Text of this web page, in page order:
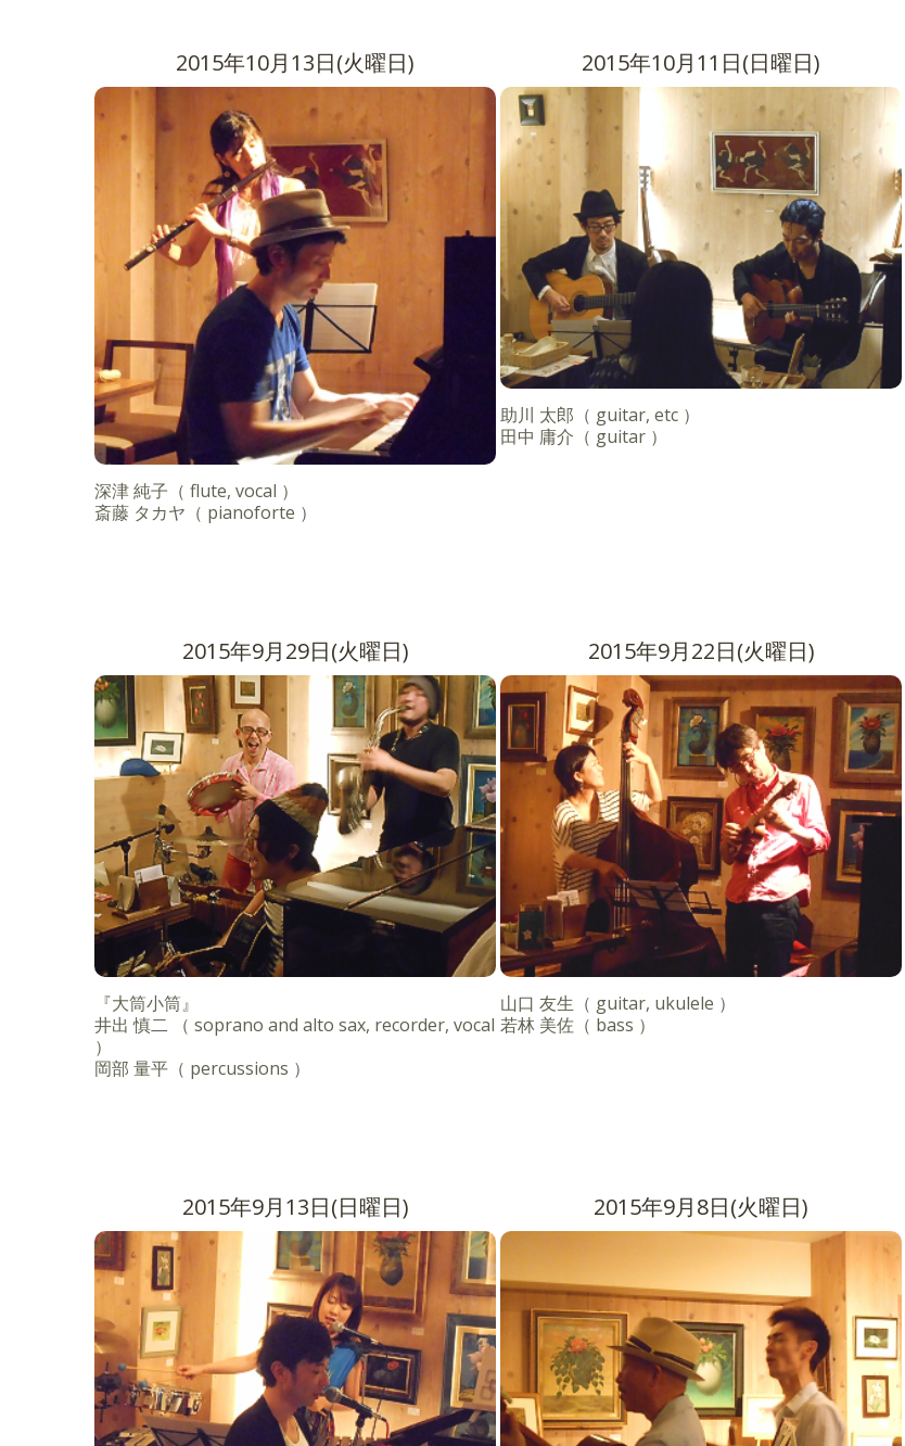
2015年10月13日(火曜日)
深津 純子（ flute, vocal ）
斎藤 タカヤ（ pianoforte ）
2015年10月11日(日曜日)
助川 太郎（ guitar, etc ）
田中 庸介（ guitar ）
2015年9月29日(火曜日)
『大筒小筒』
井出 慎二 （ soprano and alto sax, recorder, vocal
）
岡部 量平（ percussions ）
2015年9月22日(火曜日)
山口 友生（ guitar, ukulele ）
若林 美佐（ bass ）
2015年9月13日(日曜日) 2015年9月8日(火曜日)